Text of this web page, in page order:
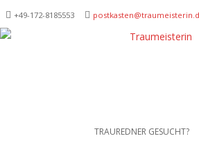
+49-172-­8185553
SKIP TO CONTENT
TRAUREDNER GESUCHT?